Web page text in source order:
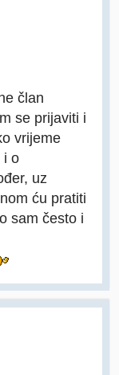
član
se prijaviti i
vrijeme
i o
uz
ću pratiti
sam često i